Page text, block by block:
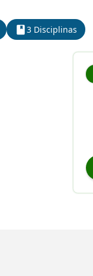
3 Disciplinas